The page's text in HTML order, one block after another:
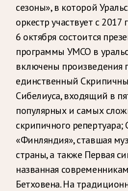
сезоны», в которой
оркестр участвует с 2017
6 октября состоится
программы УМСО в
включены произведения
единственный
Сибелиуса, входящий в
популярных и самых
скрипичного
«Финляндия», ставшая
страны, а также Первая
названная
Бетховена. На